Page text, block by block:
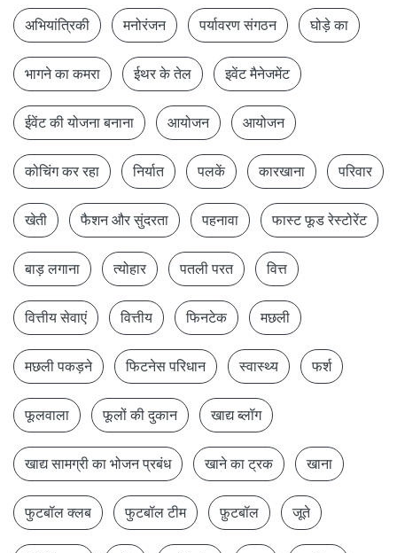
अभियांत्रिकी मनोरंजन पर्यावरण संगठन घोड़े का
भागने का कमरा ईथर के तेल इवेंट मैनेजमेंट
ईवेंट की योजना बनाना आयोजन आयोजन
कोचिंग कर रहा निर्यात पलकें कारखाना परिवार
खेती फैशन और सुंदरता पहनावा फास्ट फूड रेस्टोरेंट
बाड़ लगाना त्योहार पतली परत वित्त
वित्तीय सेवाएं वित्तीय फिनटेक मछली
मछली पकड़ने फिटनेस परिधान स्वास्थ्य फर्श
फूलवाला फूलों की दुकान खाद्य ब्लॉग
खाद्य सामग्री का भोजन प्रबंध खाने का ट्रक खाना
फुटबॉल क्लब फुटबॉल टीम फ़ुटबॉल जूते